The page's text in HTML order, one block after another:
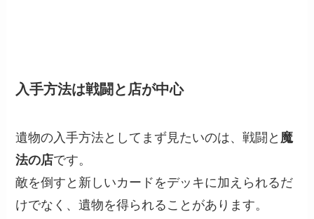
入手方法は戦闘と店が中心
遺物の入手方法としてまず見たいのは、戦闘と 魔
法の店です。
敵を倒すと新しいカードをデッキに加えられるだ
けでなく、遺物を得られることがあります。